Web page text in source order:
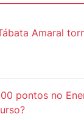
Amaral
pontos no